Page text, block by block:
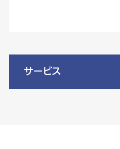
サービス